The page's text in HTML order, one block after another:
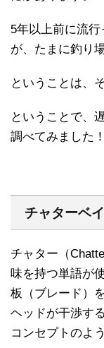
5年以上前に流
が、たまに釣り
ということは、
ということで、
調べてみました！
チャターベ
チャター（
味を持つ単語が
板（ブレード）
ヘッドが干渉す
コンセプトのよ